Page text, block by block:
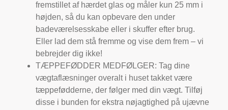
fremstillet af hærdet glas og måler kun 25 mm i
højden, så du kan opbevare den under
badeværelsesskabe eller i skuffer efter brug.
Eller lad dem stå fremme og vise dem frem – vi
bebrejder dig ikke!
TÆPPEFØDDER MEDFØLGER: Tag dine
vægtaflæsninger overalt i huset takket være
tæppefødderne, der følger med din vægt. Tilføj
disse i bunden for ekstra nøjagtighed på ujævne